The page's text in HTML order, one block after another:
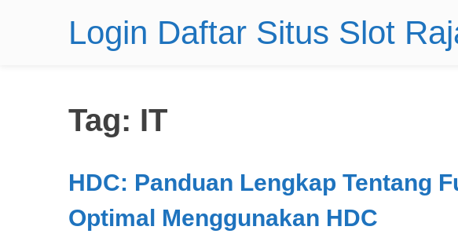
Login Daftar Situs Slot
Tag: IT
HDC: Panduan Lengkap Tentang
Optimal Menggunakan HDC